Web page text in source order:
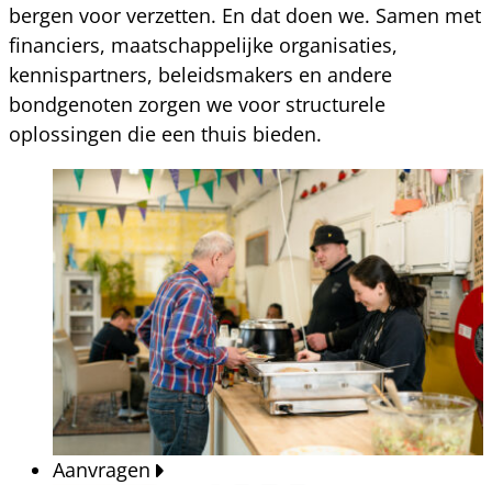
bergen voor verzetten. En dat doen we. Samen met
financiers, maatschappelijke organisaties,
kennispartners, beleidsmakers en andere
bondgenoten zorgen we voor structurele
oplossingen die een thuis bieden.
Aanvragen